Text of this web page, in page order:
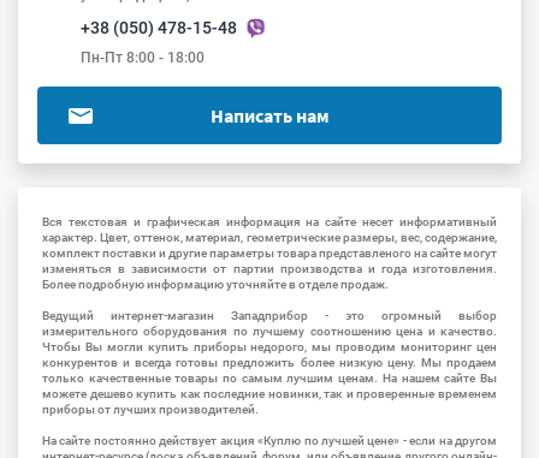
+38 (050) 478-15-48
Пн-Пт 8:00 - 18:00
Написать нам
Вся текстовая и графическая информация на сайте несет информативный
характер. Цвет, оттенок, материал, геометрические размеры, вес, содержание,
комплект поставки и другие параметры товара представленого на сайте могут
изменяться в зависимости от партии производства и года изготовления.
Более подробную информацию уточняйте в отделе продаж.
Ведущий интернет-магазин Западприбор - это огромный выбор
измерительного оборудования по лучшему соотношению цена и качество.
Чтобы Вы могли купить приборы недорого, мы проводим мониторинг цен
конкурентов и всегда готовы предложить более низкую цену. Мы продаем
только качественные товары по самым лучшим ценам. На нашем сайте Вы
можете дешево купить как последние новинки, так и проверенные временем
приборы от лучших производителей.
На сайте постоянно действует акция «Куплю по лучшей цене» - если на другом